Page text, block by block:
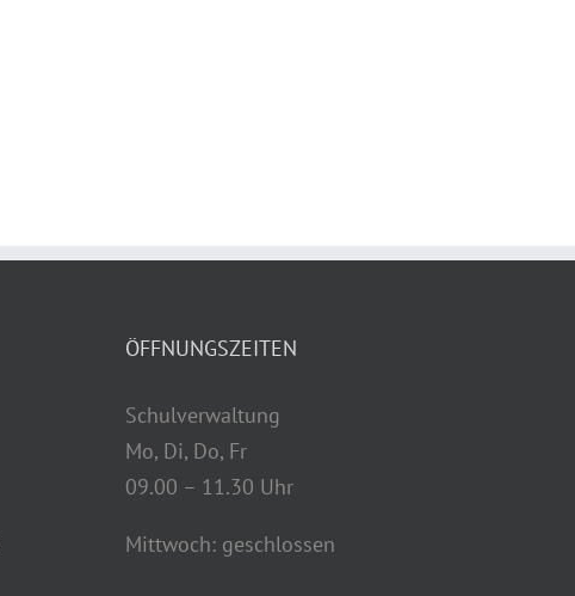
ÖFFNUNGSZEITEN
Schulverwaltung
Mo, Di, Do, Fr
09.00 – 11.30 Uhr
Mittwoch: geschlossen